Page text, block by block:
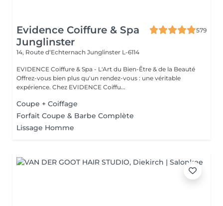
Evidence Coiffure & Spa
Junglinster
579
14, Route d‘Echternach Junglinster L-6114
EVIDENCE Coiffure & Spa - L'Art du Bien-Être & de la Beauté
Offrez-vous bien plus qu'un rendez-vous : une véritable
expérience. Chez EVIDENCE Coiffu...
Coupe + Coiffage
Forfait Coupe & Barbe Complète
Lissage Homme